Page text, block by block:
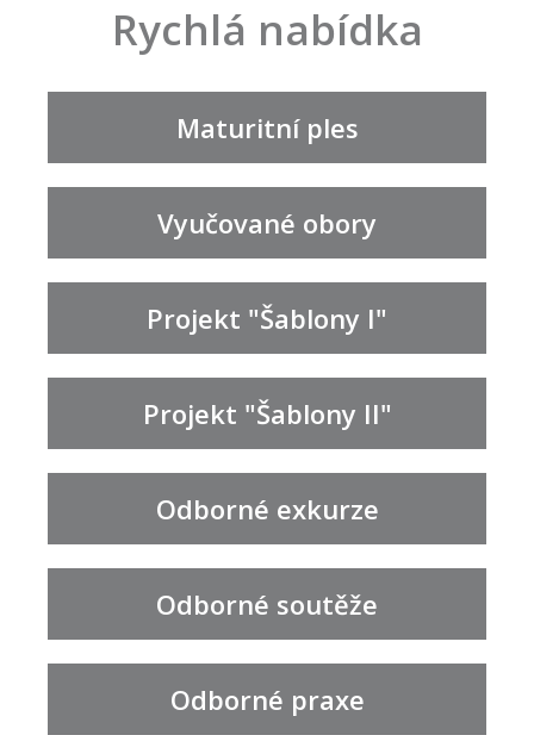
Rychlá nabídka
Maturitní ples
Vyučované obory
Projekt "Šablony I"
Projekt "Šablony II"
Odborné exkurze
Odborné soutěže
Odborné praxe